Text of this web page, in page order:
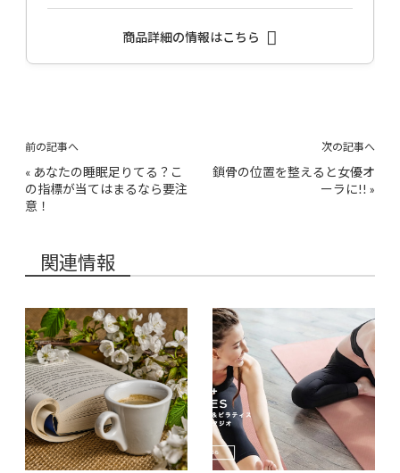
商品詳細の情報はこちら
前の記事へ
« あなたの睡眠足りてる？こ
の指標が当てはまるなら要注
意！
次の記事へ
鎖骨の位置を整えると女優オ
ーラに!! »
関連情報